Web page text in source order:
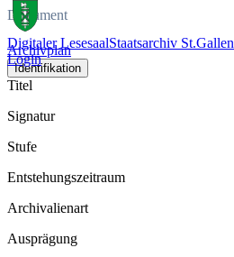
Digitaler LesesaalStaatsarchiv St.Gallen
Login
Dokument
Archivplan
Identifikation
Titel
Signatur
Stufe
Entstehungszeitraum
Archivalienart
Ausprägung